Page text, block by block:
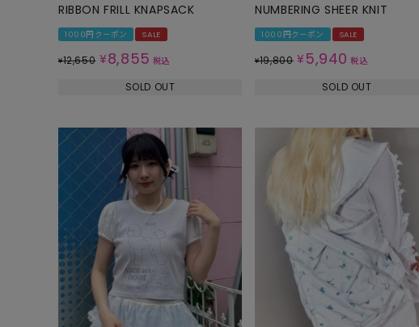
RIBBON FRILL KNAPSACK
1000円クーポン SALE
¥12,650 ¥8,855 税込
SOLD OUT
NUMBERING SHEER KNIT
1000円クーポン SALE
¥19,800 ¥ 5,940 税込
SOLD OUT